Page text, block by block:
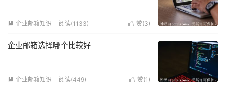
 企业邮箱知识 阅读(1133)  赞(3)
企业邮箱选择哪个比较好
 企业邮箱知识 阅读(449)  赞(1 )